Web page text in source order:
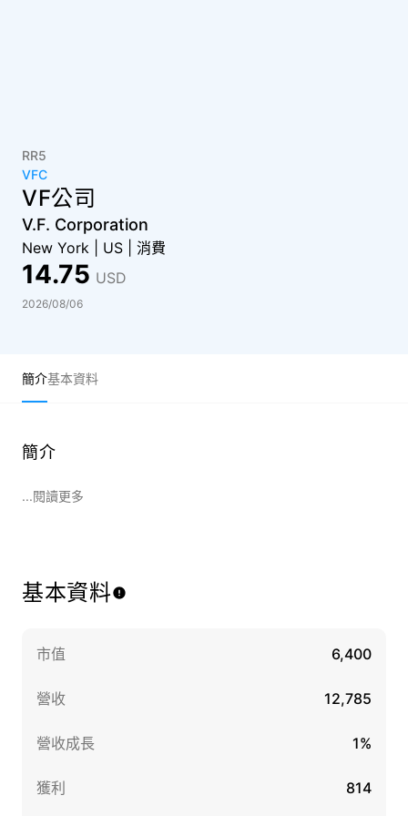
RR5
VFC
VF公司
V.F. Corporation
New York US 消費
14.75 USD
2026/08/06
簡介基本資料
簡介
...閱讀更多
基本資料
市值 6,400
營收 12,785
營收成長 1%
獲利 814